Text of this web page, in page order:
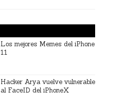
Los mejores Memes del iPhone
11
Hacker Arya vuelve vulnerable
al FaceID del iPhoneX